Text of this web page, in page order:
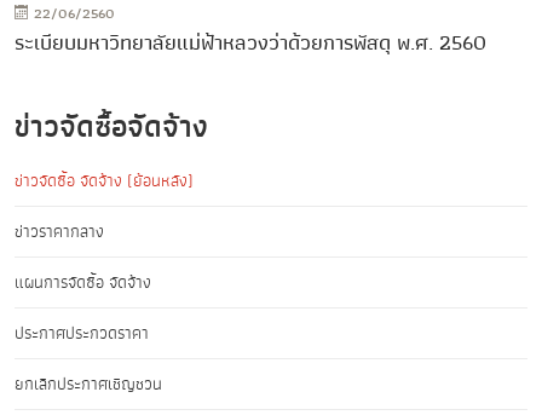
22/06/2560
ระเบียบมหาวิทยาลัยแม่ฟ้าหลวงว่าด้วยการพัสดุ พ.ศ. 2560
ข่าวจัดซื้อจัดจ้าง
ข่าวจัดซื้อ จัดจ้าง (ย้อนหลัง)
ข่าวราคากลาง
แผนการจัดซื้อ จัดจ้าง
ประกาศประกวดราคา
ยกเลิกประกาศเชิญชวน